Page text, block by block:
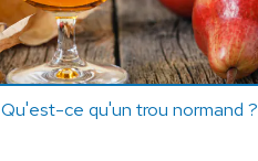
Qu'est-ce qu'un trou normand ?